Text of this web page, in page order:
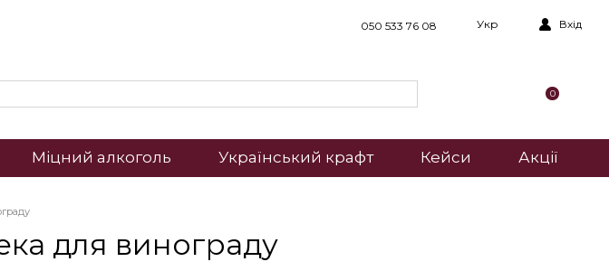
050 533 76 08 Укр Вхід
0
Міцний алкоголь Український крафт Кейси Акції
для винограду